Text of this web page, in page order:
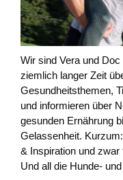
Wir sind Vera und
ziemlich langer Zeit
Gesundheitsthemen,
und informieren über
gesunden Ernährung
Gelassenheit.
& Inspiration und zwar
Und all die Hunde-